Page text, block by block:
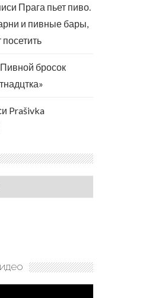
Прага пьет пиво.
и пивные бары,
посетить
Пивной бросок
Prašivka